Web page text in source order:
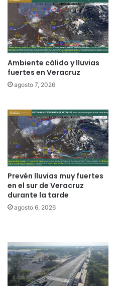
Ambiente cálido y lluvias
fuertes en Veracruz
agosto 7, 2026
Prevén lluvias muy fuertes
en el sur de Veracruz
durante la tarde
agosto 6, 2026